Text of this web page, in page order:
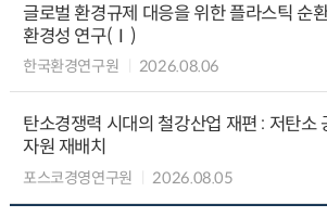
글로벌 환경규제 대응을 위한 플라스틱 순
환경성 연구(Ⅰ)
한국환경연구원 2026.08.06
탄소경쟁력 시대의 철강산업 재편 : 저탄소
자원 재배치
포스코경영연구원 2026.08.05